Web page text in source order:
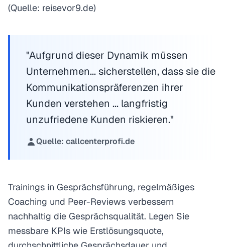
(Quelle: reisevor9.de)
"Aufgrund dieser Dynamik müssen
Unternehmen... sicherstellen, dass sie die
Kommunikationspräferenzen ihrer
Kunden verstehen ... langfristig
unzufriedene Kunden riskieren."
Quelle: callcenterprofi.de
Trainings in Gesprächsführung, regelmäßiges
Coaching und Peer-Reviews verbessern
nachhaltig die Gesprächsqualität. Legen Sie
messbare KPIs wie Erstlösungsquote,